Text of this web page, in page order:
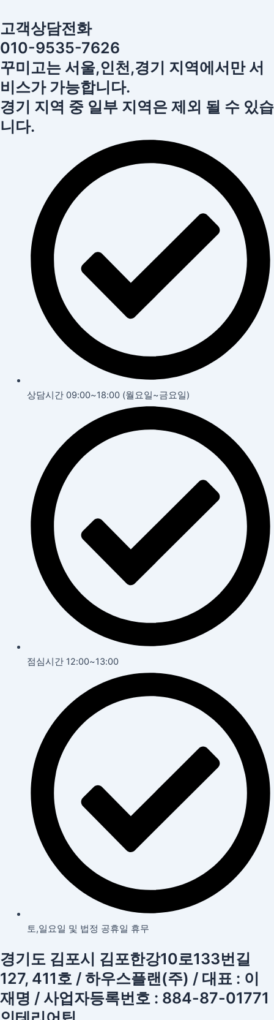
고객상담전화
010-9535-7626
꾸미고는 서울,인천,경기 지역에서만 서
비스가 가능합니다.
경기 지역 중 일부 지역은 제외 될 수 있습
니다.
상담시간 09:00~18:00 (월요일~금요일)
점심시간 12:00~13:00
토,일요일 및 법정 공휴일 휴무
경기도 김포시 김포한강10로133번길
127, 411호 / 하우스플랜(주) / 대표 : 이
재명 / 사업자등록번호 : 884-87-01771